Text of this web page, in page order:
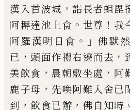
漢 入首波城 ，詣長者蛆毘
阿耨達池 上食 。 世尊 ！ 我
阿羅漢明日食 。」佛默
已 ，頭面作禮右遶而去 ，
美飲食 ， 晨朝敷坐處 ， 阿
鹿子母 ， 先喚阿難入舍已
到 ，飲食已辦 ， 佛自知時